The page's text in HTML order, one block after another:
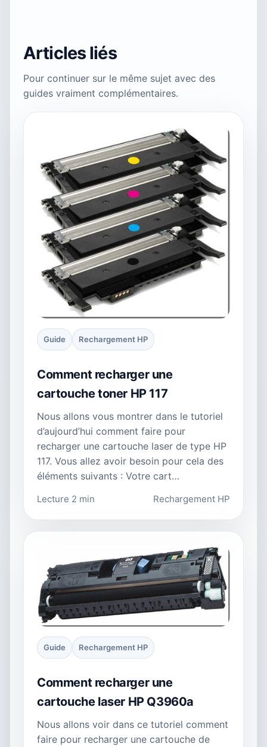
Articles liés
Pour continuer sur le même sujet avec des
guides vraiment complémentaires.
Guide Rechargement HP
Comment recharger une
cartouche toner HP 117
Nous allons vous montrer dans le tutoriel
d’aujourd’hui comment faire pour
recharger une cartouche laser de type HP
117. Vous allez avoir besoin pour cela des
éléments suivants : Votre cart…
Lecture 2 min Rechargement HP
Guide Rechargement HP
Comment recharger une
cartouche laser HP Q3960a
Nous allons voir dans ce tutoriel comment
faire pour recharger une cartouche de